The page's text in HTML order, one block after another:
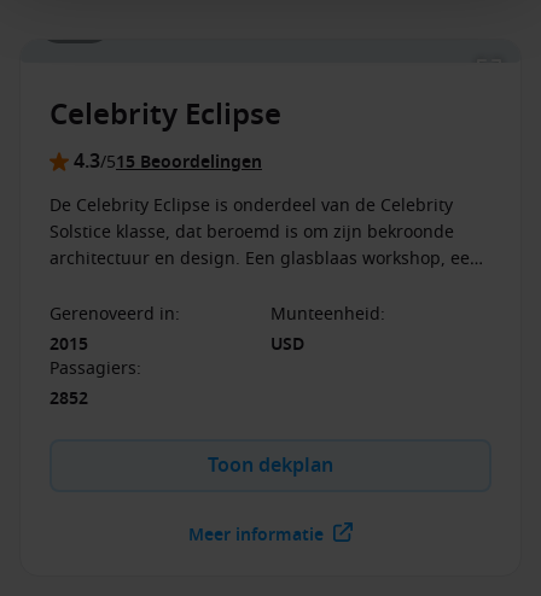
contact op met onze cruise consultants voor de actuele
beschikbaarheid en jouw exacte voordeel.
Celebrity Eclipse
4.3/515 Beoordelingen
De Celebrity Eclipse is onderdeel van de Celebrity
Solstice klasse, dat beroemd is om zijn bekroonde
architectuur en design. Een glasblaas workshop, een
enkele hoogtepunten.
Gerenoveerd in:
2015
Munteenheid:
USD
Passagiers:
2852
Toon dekplan
Meer informatie